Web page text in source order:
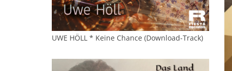
UWE HÖLL * Keine Chance (Download-Track)